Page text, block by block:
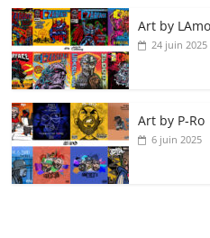
Art by
24 juin 2025
Art by P‑Ro
6 juin 2025